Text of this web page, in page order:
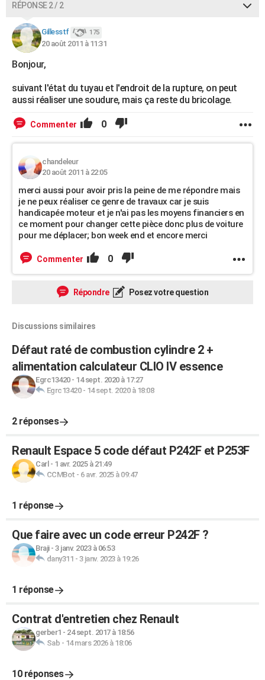
RÉPONSE 2 / 2
Gillesstf 175
20 août 2011 à 11:31
Bonjour,
suivant l'état du tuyau et l'endroit de la rupture, on peut
aussi réaliser une soudure, mais ça reste du bricolage.
Commenter 0
chandeleur
20 août 2011 à 22:05
merci aussi pour avoir pris la peine de me répondre mais
je ne peux réaliser ce genre de travaux car je suis
handicapée moteur et je n'ai pas les moyens financiers en
ce moment pour changer cette pièce donc plus de voiture
pour me déplacer; bon week end et encore merci
Commenter 0
Répondre Posez votre question
Discussions similaires
Défaut raté de combustion cylindre 2 +
alimentation calculateur CLIO IV essence
Egrc13420- 14 sept. 2020 à 17:27
Egrc13420- 14 sept. 2020 à 18:08
2 réponses
Renault Espace 5 code défaut P242F et P253F
Carl - 1 avr. 2025 à 21:49
CCMBot - 6 avr. 2025 à 09:47
1 réponse
Que faire avec un code erreur P242F ?
Braji- 3 janv. 2023 à 06:53
dany311 - 3 janv. 2023 à 19:26
1 réponse
Contrat d'entretien chez Renault
gerber1 - 24 sept. 2017 à 18:56
Sab - 14 mars 2026 à 18:06
10 réponses